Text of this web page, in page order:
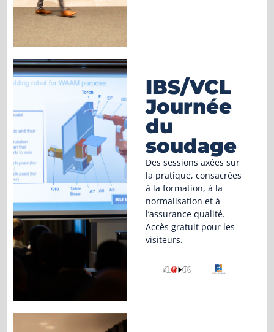
IBS/VCL
Journée
du
soudage
Des sessions axées sur
la pratique, consacrées
à la formation, à la
normalisation et à
l’assurance qualité.
Accès gratuit pour les
visiteurs.